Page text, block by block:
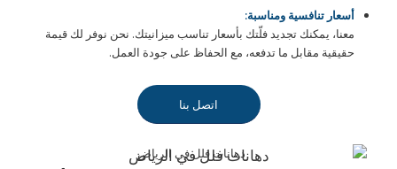
أسعار تنافسية ومناسبة:
معنا، يمكنك تجديد فلّتك بأسعار تناسب ميزانيتك. نحن نوفر لك قيمة
حقيقية مقابل ما تدفعه، مع الحفاظ على جودة العمل.
اتصل بنا
دهانات فلل في الرياض